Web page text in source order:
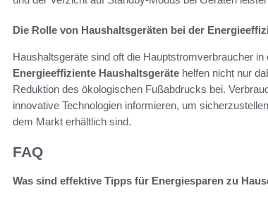
Die Rolle von Haushaltsgeräten bei der
Haushaltsgeräte sind oft die Hauptstromverbraucher
Energieeffiziente Haushaltsgeräte helfen nicht nur
Reduktion des ökologischen Fußabdrucks bei.
innovative Technologien informieren, um
dem Markt erhältlich sind.
FAQ
Was sind effektive Tipps für Energiesparen zu